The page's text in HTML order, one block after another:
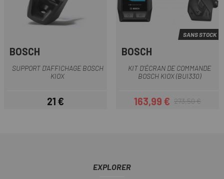
BOSCH
SUPPORT D'AFFICHAGE BOSCH
KIOX
Prix
21 €
SANS STOCK
BOSCH
KIT D'ÉCRAN DE COMMANDE
BOSCH KIOX (BUI330)
Prix
163,99 €Prix habituel
273,50 €
EXPLORER